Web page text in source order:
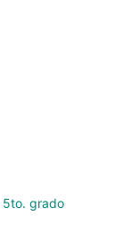
5to. grado